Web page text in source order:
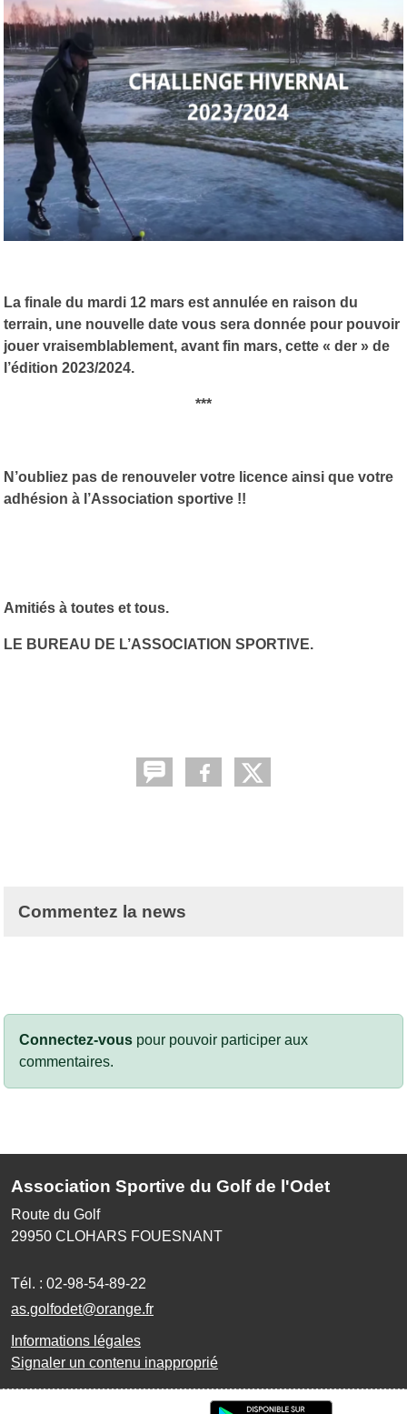
La finale du mardi 12 mars est annulée en raison du
terrain, une nouvelle date vous sera donnée pour pouvoir
jouer vraisemblablement, avant fin mars, cette « der » de
l’édition 2023/2024.
***
N’oubliez pas de renouveler votre licence ainsi que votre
adhésion à l’Association sportive !!
Amitiés à toutes et tous.
LE BUREAU DE L’ASSOCIATION SPORTIVE.
Commentez la news
Connectez-vous pour pouvoir participer aux
commentaires.
Association Sportive du Golf de l'Odet
Route du Golf
29950 CLOHARS FOUESNANT
Tél. : 02-98-54-89-22
as.golfodet@orange.fr
Informations légales
Signaler un contenu inapproprié